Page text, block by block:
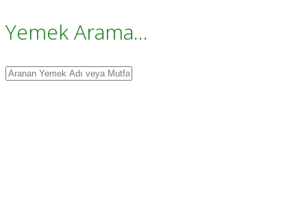
Yemek Arama...